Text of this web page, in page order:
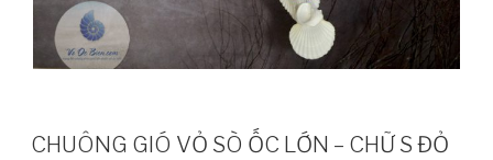
CHUÔNG GIÓ VỎ SÒ ỐC LỚN – CHỮ S ĐỎ